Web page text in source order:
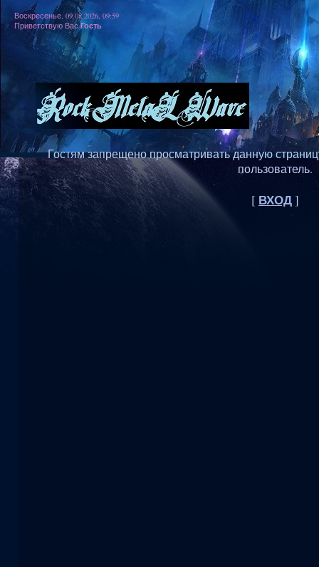
Воскресенье, 09.08.2026, 09:59
Приветствую Вас Гость
Гостям запрещено просматривать данную
пользователь.
[ ВХОД]